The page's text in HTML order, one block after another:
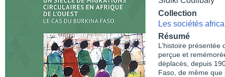
Collection
Les sociétés
Résumé
L’histoire
perçue et
déplacés, depuis
Faso, de même que